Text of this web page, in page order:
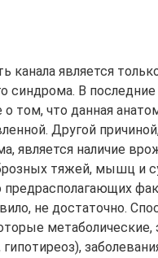
канала является
синдрома. В
том, что данная
Другой
является наличие
тяжей, мышц и
не достаточно.
гипотиреоз),